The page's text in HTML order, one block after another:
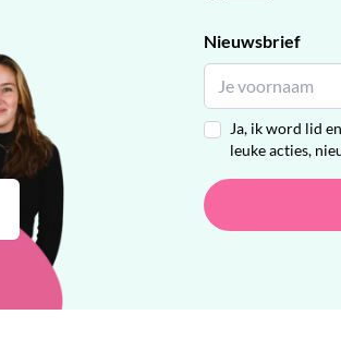
Nieuwsbrief
Ja, ik word lid
leuke acties,